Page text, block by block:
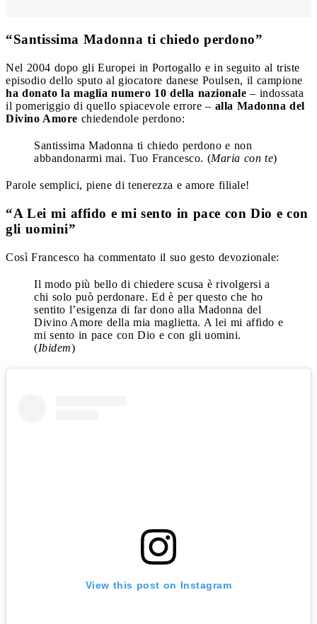
“Santissima Madonna ti chiedo perdono”
Nel 2004 dopo gli Europei in Portogallo e in seguito al triste
episodio dello sputo al giocatore danese Poulsen, il campione
ha donato la maglia numero 10 della nazionale – indossata
il pomeriggio di quello spiacevole errore – alla Madonna del
Divino Amore chiedendole perdono:
Santissima Madonna ti chiedo perdono e non
abbandonarmi mai. Tuo Francesco. (Maria con te)
Parole semplici, piene di tenerezza e amore filiale!
“A Lei mi affido e mi sento in pace con Dio e con
gli uomini”
Così Francesco ha commentato il suo gesto devozionale:
Il modo più bello di chiedere scusa è rivolgersi a
chi solo può perdonare. Ed è per questo che ho
sentito l’esigenza di far dono alla Madonna del
Divino Amore della mia maglietta. A lei mi affido e
mi sento in pace con Dio e con gli uomini.
(Ibidem)
View this post on Instagram